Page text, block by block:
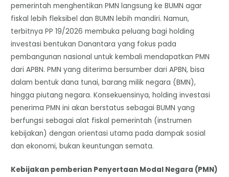
pemerintah menghentikan PMN langsung ke BUMN agar
fiskal lebih fleksibel dan BUMN lebih mandiri. Namun,
terbitnya PP 19/2026 membuka peluang bagi holding
investasi bentukan Danantara yang fokus pada
pembangunan nasional untuk kembali mendapatkan PMN
dari APBN. PMN yang diterima bersumber dari APBN, bisa
dalam bentuk dana tunai, barang milik negara (BMN),
hingga piutang negara. Konsekuensinya, holding investasi
penerima PMN ini akan berstatus sebagai BUMN yang
berfungsi sebagai alat fiskal pemerintah (instrumen
kebijakan) dengan orientasi utama pada dampak sosial
dan ekonomi, bukan keuntungan semata.
Kebijakan pemberian Penyertaan Modal Negara (PMN)